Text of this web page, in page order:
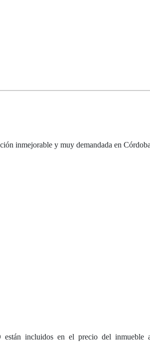
inmejorable y muy demandada en
incluidos en el precio del inmueble